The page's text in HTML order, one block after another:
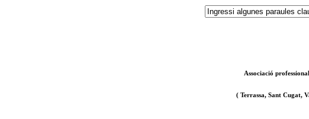
Associació
( Terrassa, Sant Cugat,